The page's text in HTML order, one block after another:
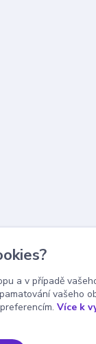
a v případě
vašeho
Více k